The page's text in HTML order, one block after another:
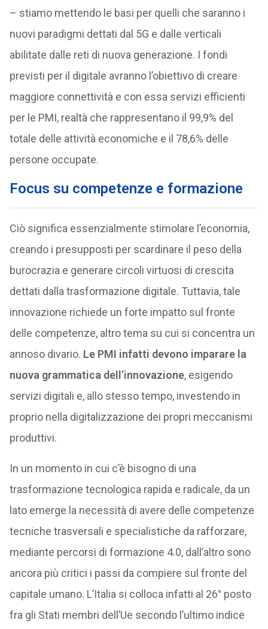
– stiamo mettendo le basi per quelli che saranno i
nuovi paradigmi dettati dal 5G e dalle verticali
abilitate dalle reti di nuova generazione. I fondi
previsti per il digitale avranno l’obiettivo di creare
maggiore connettività e con essa servizi efficienti
per le PMI, realtà che rappresentano il 99,9% del
totale delle attività economiche e il 78,6% delle
persone occupate.
Focus su competenze e formazione
Ciò significa essenzialmente stimolare l’economia,
creando i presupposti per scardinare il peso della
burocrazia e generare circoli virtuosi di crescita
dettati dalla trasformazione digitale. Tuttavia, tale
innovazione richiede un forte impatto sul fronte
delle competenze, altro tema su cui si concentra un
annoso divario. Le PMI infatti devono imparare la
nuova grammatica dell’innovazione, esigendo
servizi digitali e, allo stesso tempo, investendo in
proprio nella digitalizzazione dei propri meccanismi
produttivi.
In un momento in cui c’è bisogno di una
trasformazione tecnologica rapida e radicale, da un
lato emerge la necessità di avere delle competenze
tecniche trasversali e specialistiche da rafforzare,
mediante percorsi di formazione 4.0, dall’altro sono
ancora più critici i passi da compiere sul fronte del
capitale umano. L’Italia si colloca infatti al 26° posto
fra gli Stati membri dell’Ue secondo l’ultimo indice